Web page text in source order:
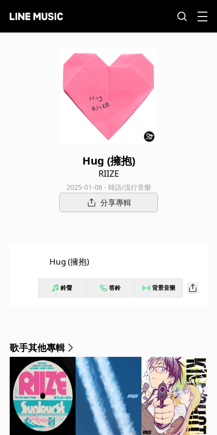
Hug (擁抱)
RIIZE
2025-01-08 · 韓語/流行音樂
分享專輯
Hug (擁抱)
鈴聲 答鈴 背景音樂
歌手其他專輯